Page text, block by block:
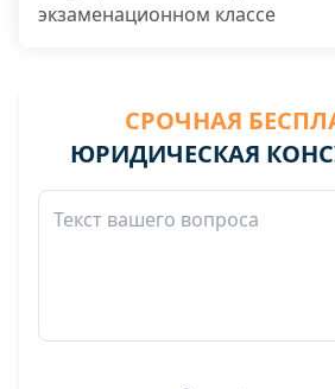
экзаменационном классе
СРОЧНАЯ
ЮРИДИЧЕСКАЯ